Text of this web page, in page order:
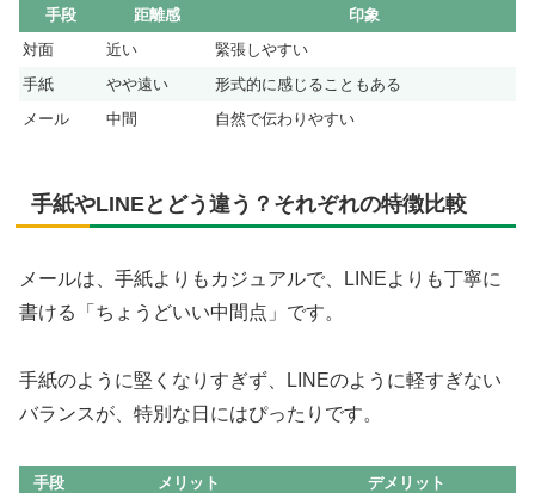
手段 距離感
印象
対面
近い
緊張しやすい
手紙
やや遠い
形式的に感じることもある
メール
中間 自然で伝わりやすい
手紙やLINEとどう違う？それぞれの特徴比較
メールは、手紙よりもカジュアルで、LINEよりも丁寧に
書ける「ちょうどいい中間点」です。
手紙のように堅くなりすぎず、LINEのように軽すぎない
バランスが、特別な日にはぴったりです。
手段 メリット
デメリット